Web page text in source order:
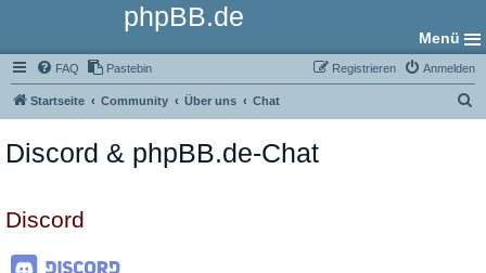
phpBB.de
Menü
FAQ Pastebin Anmelden
Registrieren
Startseite Community Über uns Chat
Discord & phpBB.de-Chat
Discord